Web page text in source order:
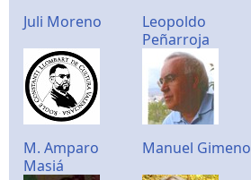
Juli Moreno
Leopoldo
Peñarroja
M. Amparo
Masiá
Manuel Gimeno